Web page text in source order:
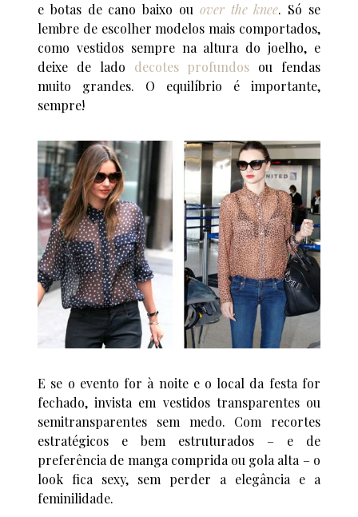
e botas de cano baixo ou over the knee. Só se
lembre de escolher modelos mais comportados,
como vestidos sempre na altura do joelho, e
deixe de lado decotes profundos ou fendas
muito grandes. O equilíbrio é importante,
sempre!
E se o evento for à noite e o local da festa for
fechado, invista em vestidos transparentes ou
semitransparentes sem medo. Com recortes
estratégicos e bem estruturados – e de
preferência de manga comprida ou gola alta – o
look fica sexy, sem perder a elegância e a
feminilidade.